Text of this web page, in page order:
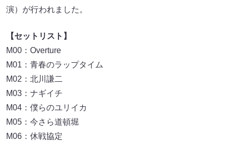
演）が行われました。
【セットリスト】
M00：Overture
M01：青春のラップタイム
M02：北川謙二
M03：ナギイチ
M04：僕らのユリイカ
M05：今さら道頓堀
M06：休戦協定